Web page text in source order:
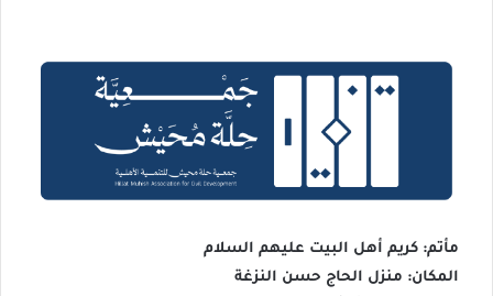
مأتم: كريم أهل البيت عليهم السلام
المكان: منزل الحاج حسن النزغة